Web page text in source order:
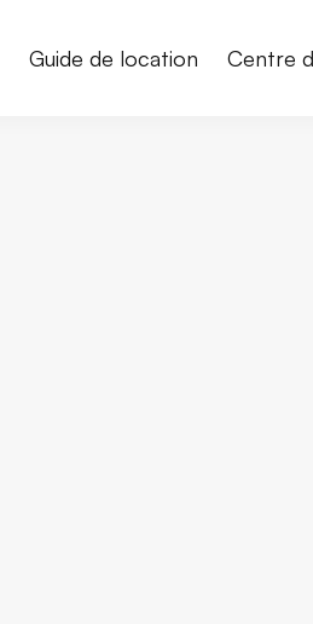
Guide de location Centre